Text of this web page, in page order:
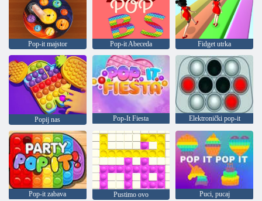
Pop-it majstor Pop-it Abeceda Fidget utrka
Popij nas Pop-It Fiesta Elektronički pop-it
Pop-it zabava Pustimo ovo Puci, pucaj